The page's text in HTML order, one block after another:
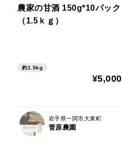
農家の甘酒 150g*10パック
（1.5ｋｇ）
約1.5kg
¥5,000
岩手県一関市大東町
菅原農園